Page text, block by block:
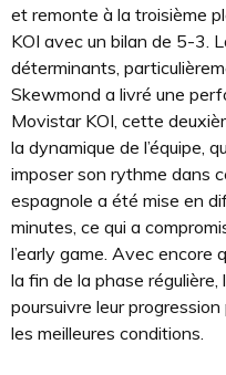
et remonte à la troisième
KOI avec un bilan de 5-3.
déterminants,
Skewmond a livré une
Movistar KOI, cette
la dynamique de l’équipe,
imposer son rythme dans
espagnole a été mise en
minutes, ce qui a
l’early game. Avec encore
la fin de la phase
poursuivre leur
les meilleures conditions.